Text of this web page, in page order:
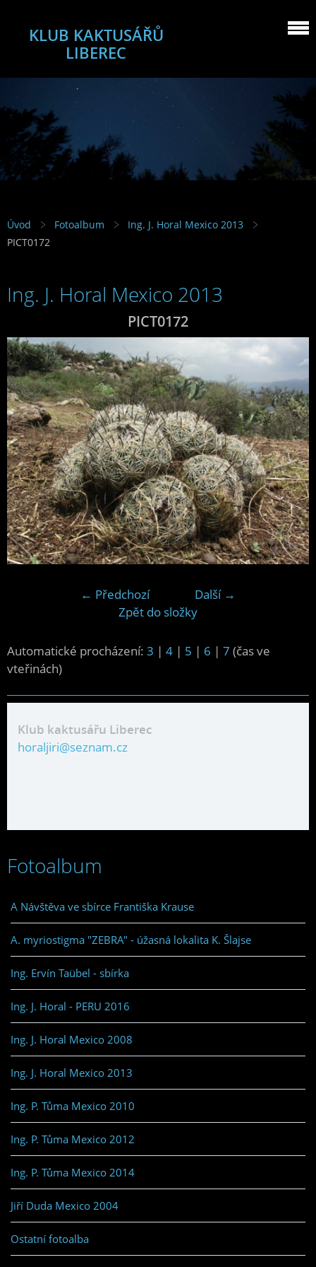
KLUB KAKTUSÁŘŮ
LIBEREC
Úvod Fotoalbum
Ing. J. Horal Mexico 2013
PICT0172
Ing. J. Horal Mexico 2013
PICT0172
← Předchozí
Další →
Zpět do složky
Automatické procházení: 3 | 4 | 5 | 6 | 7 (čas ve
vteřinách)
Klub kaktusářu Liberec
horaljiri@seznam.cz
Fotoalbum
A Návštěva ve sbírce Františka Krause
A. myriostigma "ZEBRA" - úžasná lokalita K. Šlajse
Ing. Ervín Taübel - sbírka
Ing. J. Horal - PERU 2016
Ing. J. Horal Mexico 2008
Ing. J. Horal Mexico 2013
Ing. P. Tůma Mexico 2010
Ing. P. Tůma Mexico 2012
Ing. P. Tůma Mexico 2014
Jiří Duda Mexico 2004
Ostatní fotoalba